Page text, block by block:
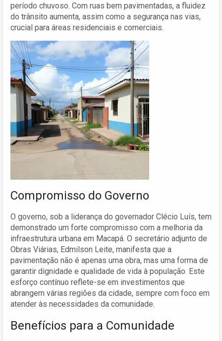
período chuvoso. Com ruas bem pavimentadas, a fluidez
do trânsito aumenta, assim como a segurança nas vias,
crucial para áreas residenciais e comerciais.
Compromisso do Governo
O governo, sob a liderança do governador Clécio Luís, tem
demonstrado um forte compromisso com a melhoria da
infraestrutura urbana em Macapá. O secretário adjunto de
Obras Viárias, Edmilson Leite, manifesta que a
pavimentação não é apenas uma obra, mas uma forma de
garantir dignidade e qualidade de vida à população. Este
esforço contínuo reflete-se em investimentos que
abrangem várias regiões da cidade, sempre com foco em
atender às necessidades da comunidade.
Benefícios para a Comunidade